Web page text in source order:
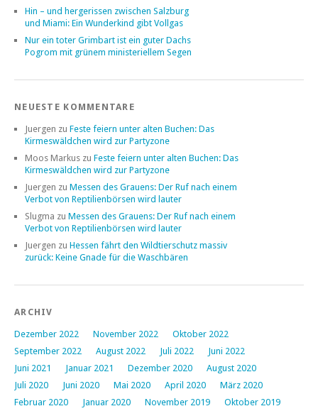
Hin – und hergerissen zwischen Salzburg
und Miami: Ein Wunderkind gibt Vollgas
Nur ein toter Grimbart ist ein guter Dachs
Pogrom mit grünem ministeriellem Segen
NEUESTE KOMMENTARE
Juergen zu Feste feiern unter alten Buchen: Das
Kirmeswäldchen wird zur Partyzone
Moos Markus zu Feste feiern unter alten Buchen: Das
Kirmeswäldchen wird zur Partyzone
Juergen zu Messen des Grauens: Der Ruf nach einem
Verbot von Reptilienbörsen wird lauter
Slugma zu Messen des Grauens: Der Ruf nach einem
Verbot von Reptilienbörsen wird lauter
Juergen zu Hessen fährt den Wildtierschutz massiv
zurück: Keine Gnade für die Waschbären
ARCHIV
Dezember 2022 November 2022
Oktober 2022
September 2022
August 2022 Juli 2022
Juni 2022
Juni 2021
Januar 2021 Dezember 2020
August 2020
Juli 2020
Juni 2020 Mai 2020 April 2020
März 2020
Februar 2020
Januar 2020 November 2019
Oktober 2019